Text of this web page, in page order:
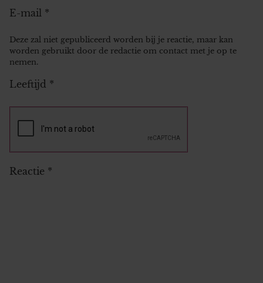
E-mail *
Deze zal niet gepubliceerd worden bij je reactie, maar kan
worden gebruikt door de redactie om contact met je op te
nemen.
Leeftijd *
Reactie *